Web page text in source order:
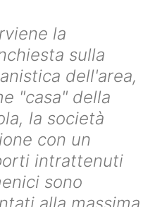
la
sulla
dell'area,
"casa" della
la società
con un
intrattenuti
sono